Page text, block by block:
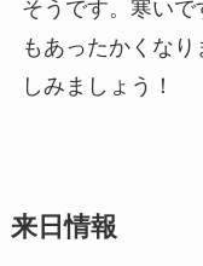
そうです。寒い
もあったかくな
しみましょう！
来日情報